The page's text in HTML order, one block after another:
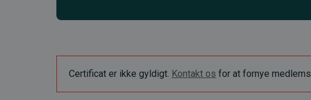
Certificat er ikke gyldigt. Kontakt os for at fornye